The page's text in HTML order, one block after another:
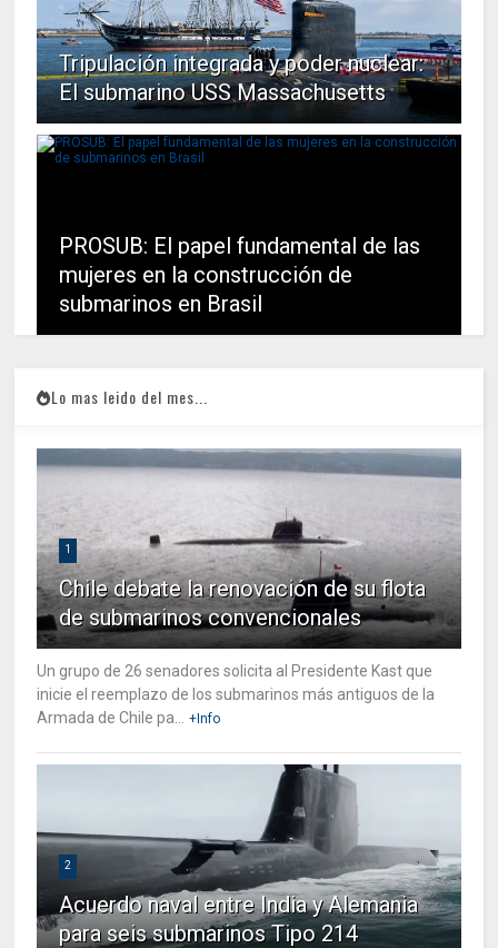
Tripulación integrada y poder nuclear:
El submarino USS Massachusetts
PROSUB: El papel fundamental de las
mujeres en la construcción de
submarinos en Brasil
Lo mas leido del mes...
1
Chile debate la renovación de su flota
de submarinos convencionales
Un grupo de 26 senadores solicita al Presidente Kast que
inicie el reemplazo de los submarinos más antiguos de la
Armada de Chile pa...
+Info
2
Acuerdo naval entre India y Alemania
para seis submarinos Tipo 214